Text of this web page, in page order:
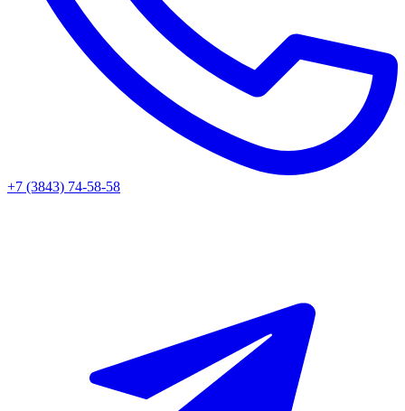
+7 (3843) 74-58-58